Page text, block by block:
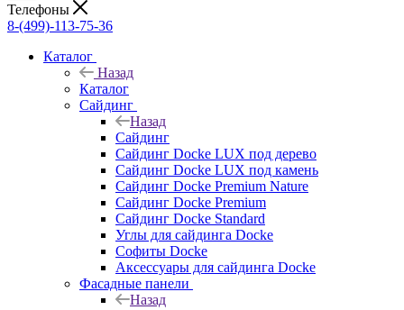
Телефоны
8-(499)-113-75-36
Каталог
Назад
Каталог
Сайдинг
Назад
Сайдинг
Сайдинг Docke LUX под дерево
Сайдинг Docke LUX под камень
Сайдинг Docke Premium Nature
Сайдинг Docke Premium
Сайдинг Docke Standard
Углы для сайдинга Docke
Софиты Docke
Аксессуары для сайдинга Docke
Фасадные панели
Назад